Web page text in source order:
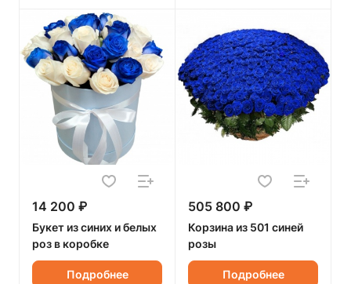
14 200 ₽
Букет из синих и белых
роз в коробке
Подробнее
505 800 ₽
Корзина из 501 синей
розы
Подробнее